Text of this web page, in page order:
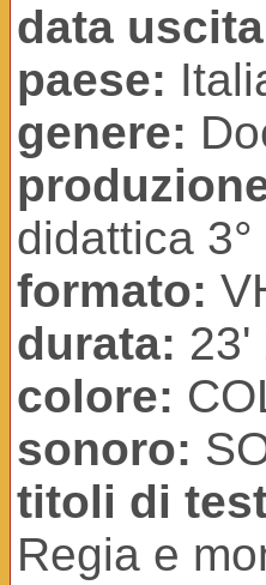
data
paese:
genere:
didattica
formato:
durata: 23'
colore:
sonoro:
titoli di
Regia e